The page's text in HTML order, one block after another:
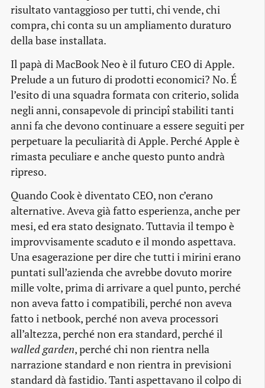
risultato vantaggioso per tutti, chi vende, chi
compra, chi conta su un ampliamento duraturo
della base installata.
Il papà di MacBook Neo è il futuro CEO di Apple.
Prelude a un futuro di prodotti economici? No. É
l’esito di una squadra formata con criterio, solida
negli anni, consapevole di principî stabiliti tanti
anni fa che devono continuare a essere seguiti per
perpetuare la peculiarità di Apple. Perché Apple è
rimasta peculiare e anche questo punto andrà
ripreso.
Quando Cook è diventato CEO, non c’erano
alternative. Aveva già fatto esperienza, anche per
mesi, ed era stato designato. Tuttavia il tempo è
improvvisamente scaduto e il mondo aspettava.
Una esagerazione per dire che tutti i mirini erano
puntati sull’azienda che avrebbe dovuto morire
mille volte, prima di arrivare a quel punto, perché
non aveva fatto i compatibili, perché non aveva
fatto i netbook, perché non aveva processori
all’altezza, perché non era standard, perché il
walled garden, perché chi non rientra nella
narrazione standard e non rientra in previsioni
standard dà fastidio. Tanti aspettavano il colpo di